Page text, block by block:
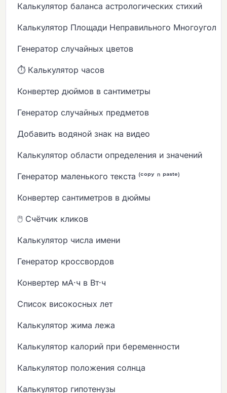
Калькулятор баланса астрологических стихий
Калькулятор Площади Неправильного
Генератор случайных цветов
⏱️ Калькулятор часов
Конвертер дюймов в сантиметры
Генератор случайных предметов
Добавить водяной знак на видео
Калькулятор области определения и значений
Генератор маленького текста ⁽ᶜᵒᵖʸ ⁿ ᵖᵃˢᵗᵉ⁾
Конвертер сантиметров в дюймы
🖱️ Счётчик кликов
Калькулятор числа имени
Генератор кроссвордов
Конвертер мА·ч в Вт·ч
Список високосных лет
Калькулятор жима лежа
Калькулятор калорий при беременности
Калькулятор положения солнца
Калькулятор гипотенузы